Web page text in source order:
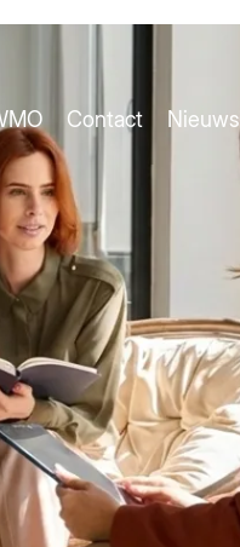
Contact Nieuws